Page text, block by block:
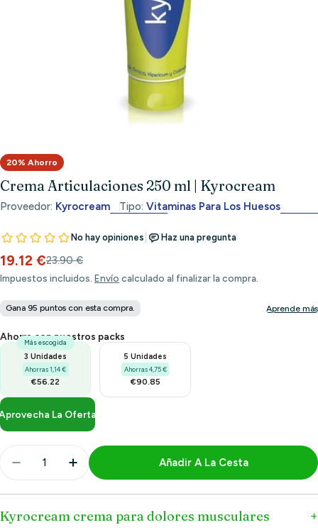
20% Ahorro
Crema Articulaciones 250 ml | Kyrocream
Proveedor: Kyrocream Tipo: Vitaminas Para Los Huesos
Precio
de
venta
19.12 €
Precio
habitual
23.90 €
Impuestos incluidos. Envío calculado al finalizar la compra.
Ahorra con nuestros packs
Más escogida
3 Unidades
Ahorras 1,14 €
€56.22
5 Unidades
Ahorras 4,75 €
€90.85
La Oferta
Disminuir Cantidad Para Crema Articulaciones
Aumentar Cantidad Para Crema
Añadir A La Cesta
Kyrocream crema para dolores musculares